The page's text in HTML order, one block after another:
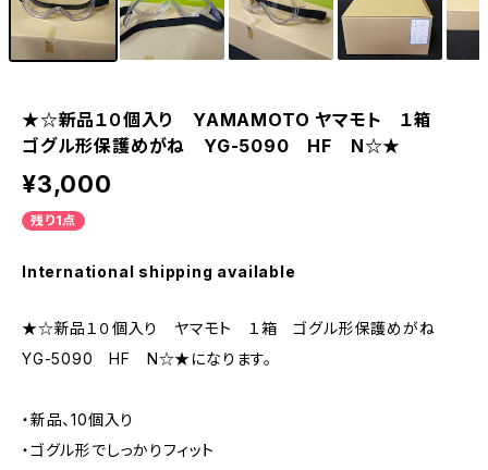
★☆新品１０個入り YAMAMOTO ヤマモト １箱
ゴグル形保護めがね YG-5090 HF N☆★
¥3,000
残り1点
International shipping available
★☆新品１０個入り ヤマモト １箱 ゴグル形保護めがね
YG-5090 HF N☆★になります。
・新品、10個入り
・ゴグル形でしっかりフィット